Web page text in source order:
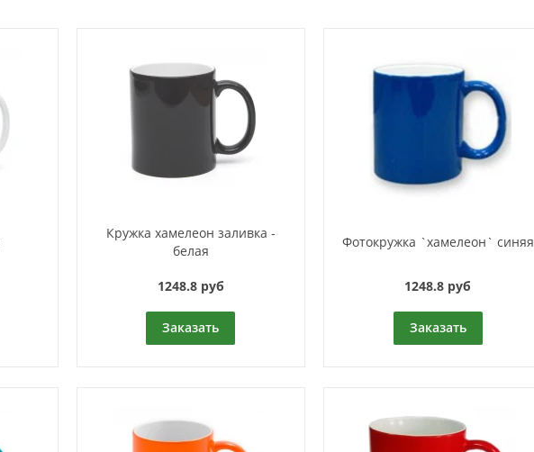
Кружка хамелеон заливка -
белая
1248.8 руб
Заказать
Фотокружка `хамелеон` синяя
1248.8 руб
Заказать